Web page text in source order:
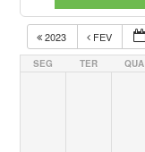
2023 FEV
SEG TER QUA